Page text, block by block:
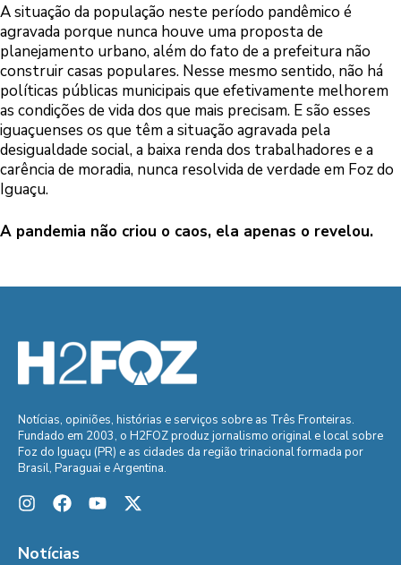
A situação da população neste período pandêmico é
agravada porque nunca houve uma proposta de
planejamento urbano, além do fato de a prefeitura não
construir casas populares. Nesse mesmo sentido, não há
políticas públicas municipais que efetivamente melhorem
as condições de vida dos que mais precisam. E são esses
iguaçuenses os que têm a situação agravada pela
desigualdade social, a baixa renda dos trabalhadores e a
carência de moradia, nunca resolvida de verdade em Foz do
Iguaçu.
A pandemia não criou o caos, ela apenas o revelou.
Notícias, opiniões, histórias e serviços sobre as Três Fronteiras.
Fundado em 2003, o H2FOZ produz jornalismo original e local sobre
Foz do Iguaçu (PR) e as cidades da região trinacional formada por
Brasil, Paraguai e Argentina.
Notícias